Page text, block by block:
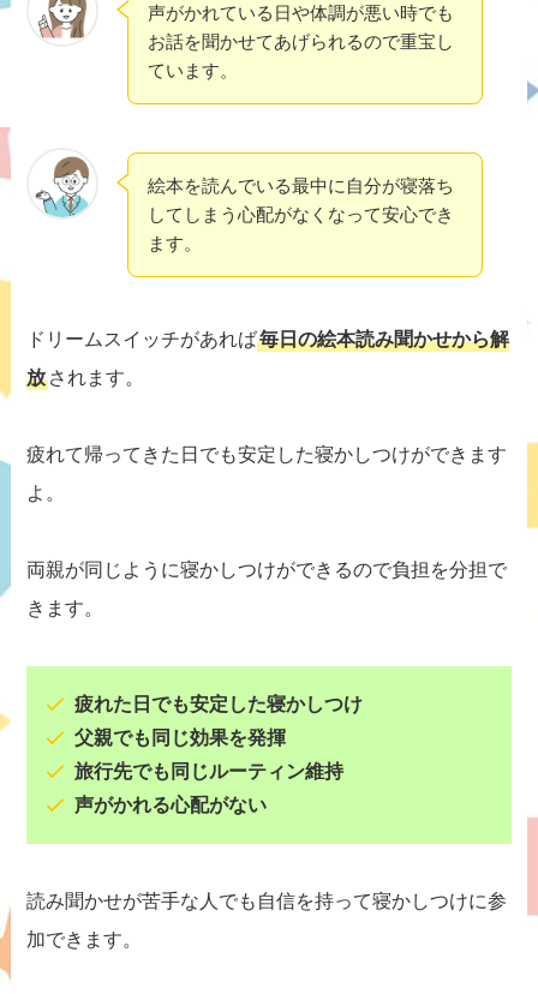
声がかれている日や体調が悪い時でも
お話を聞かせてあげられるので重宝し
ています。
絵本を読んでいる最中に自分が寝落ち
してしまう心配がなくなって安心でき
ます。
ドリームスイッチがあれば毎日の絵本読み聞かせから解
放 されます。
疲れて帰ってきた日でも安定した寝かしつけができます
よ。
両親が同じように寝かしつけができるので負担を分担で
きます。
疲れた日でも安定した寝かしつけ
父親でも同じ効果を発揮
旅行先でも同じルーティン維持
声がかれる心配がない
読み聞かせが苦手な人でも自信を持って寝かしつけに参
加できます。